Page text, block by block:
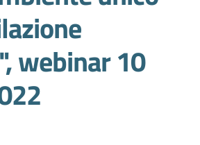
webinar 10